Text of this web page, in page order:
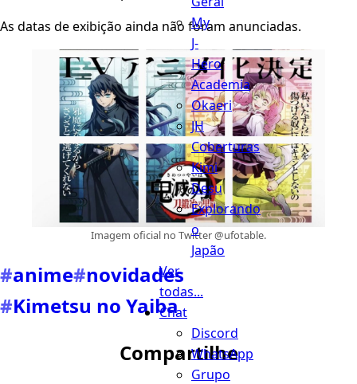
My
J-
Hero
Academia
Okaeri
JH
Coberturas
Kimi
Desu
Explorando
o
Japão
Ver
todas...
Chat
Discord
WhatsApp
Grupo
As datas de exibição ainda não foram anunciadas.
Imagem oficial no Twitter @ufotable.
#anime#novidades
#Kimetsu no Yaiba
Compartilhe